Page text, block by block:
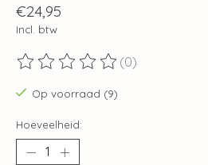
€24,95
Incl. btw
De beoordeling van dit product is
(0)
Op voorraad (9)
Hoeveelheid: